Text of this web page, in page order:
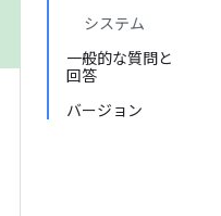
システム
一般的な質問と
回答
バージョン